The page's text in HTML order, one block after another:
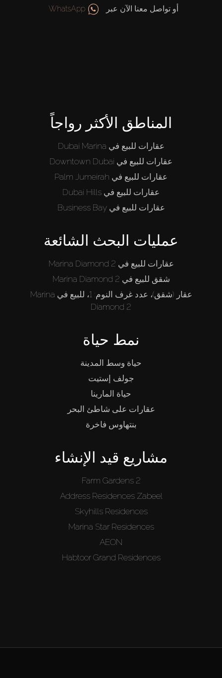
أو تواصل معنا الآن عبر WhatsApp
المناطق الأكثر رواجاً
عقارات للبيع في Dubai Marina
عقارات للبيع في Downtown Dubai
عقارات للبيع في Palm Jumeirah
عقارات للبيع في Dubai Hills
عقارات للبيع في Business Bay
عمليات البحث الشائعة
عقارات للبيع في Marina Diamond 2
شقق للبيع في Marina Diamond 2
عقار (شقق)، عدد غرف النوم: 1، للبيع في Marina
Diamond 2
نمط حياة
حياة وسط المدينة
جولف إستيت
حياة المارينا
عقارات على شاطئ البحر
بنتهاوس فاخرة
مشاريع قيد الإنشاء
Farm Gardens 2
Address Residences Zabeel
Skyhills Residences
Marina Star Residences
AEON
Habtoor Grand Residences